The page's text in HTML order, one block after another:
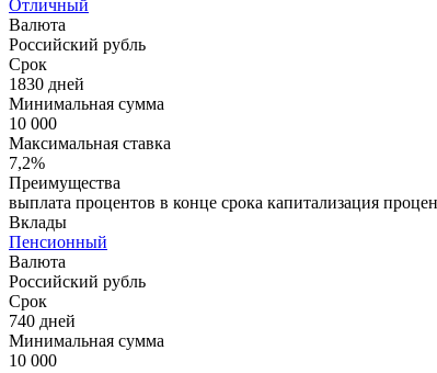
Отличный
Валюта
Российский рубль
Срок
1830 дней
Минимальная сумма
10 000
Максимальная ставка
7,2%
Преимущества
выплата процентов в конце срока капитализация
Вклады
Пенсионный
Валюта
Российский рубль
Срок
740 дней
Минимальная сумма
10 000